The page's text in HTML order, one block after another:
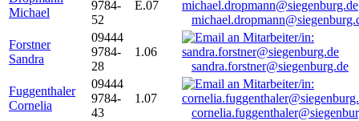
Michael
9784-
52
E.07
Forstner
Sandra
09444
9784-
28
1.06
sandra.forstner@siegenburg.de
Fuggenthaler
Cornelia
09444
9784-
43
1.07